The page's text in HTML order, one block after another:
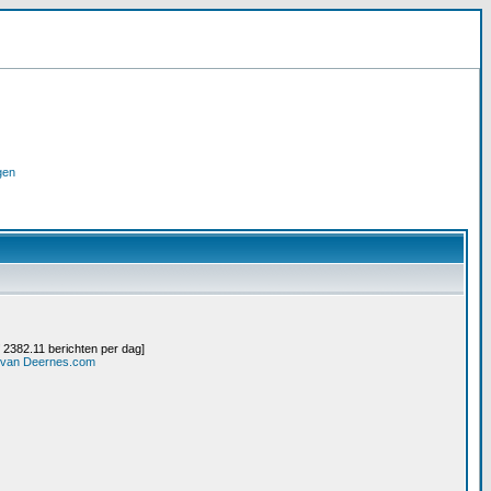
berichten per dag]
Deernes.com